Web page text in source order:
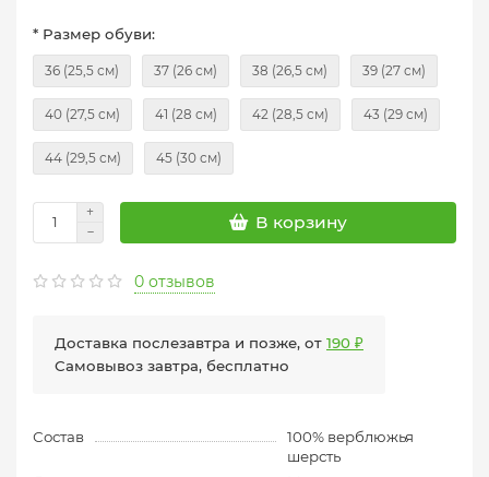
* Размер обуви:
36 (25,5 см) 37 (26 см) 38 (26,5 см) 39 (27 см)
40 (27,5 см) 41 (28 см) 42 (28,5 см) 43 (29 см)
44 (29,5 см) 45 (30 см)
В корзину
0 отзывов
Доставка послезавтра и позже, от 190 ₽
Самовывоз завтра, бесплатно
Состав
100% верблюжья
шерсть